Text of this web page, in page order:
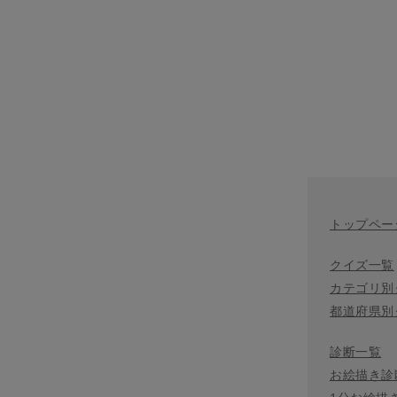
トップペー
クイズ一覧
カテゴリ
都道府県
診断一覧
お絵描き